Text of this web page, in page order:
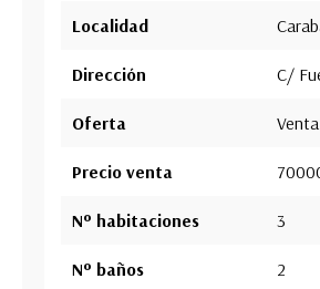
Localidad
Dirección C/
Oferta Venta
Precio venta
Nº habitaciones 3
Nº baños 2